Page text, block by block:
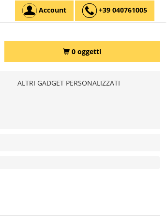
Account +39 040761005
0 oggetti
ALTRI GADGET PERSONALIZZATI